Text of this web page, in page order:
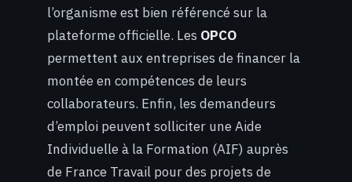
l’organisme est bien référencé sur la
plateforme officielle. Les OPCO
permettent aux entreprises de financer la
montée en compétences de leurs
collaborateurs. Enfin, les demandeurs
d’emploi peuvent solliciter une Aide
Individuelle à la Formation (AIF) auprès
de France Travail pour des projets de